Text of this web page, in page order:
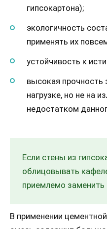
гипсокартона);
экологичность
применять их
устойчивость к
высокая
нагрузке, но не на
недостатком
Если стены из
облицовывать
приемлемо
В применении